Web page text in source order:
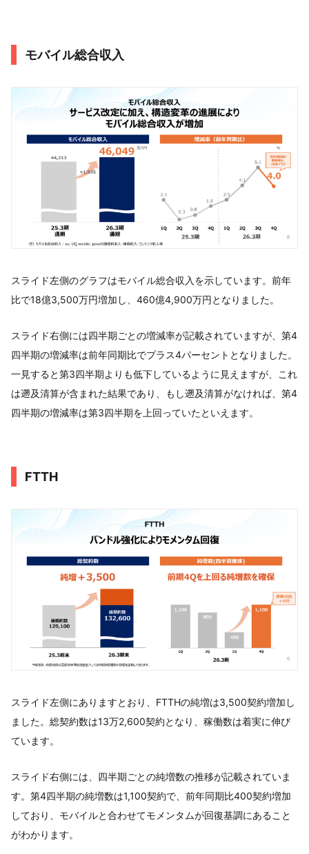
モバイル総合収入
スライド左側のグラフはモバイル総合収入を示しています。前年
比で18億3,500万円増加し、460億4,900万円となりました。
スライド右側には四半期ごとの増減率が記載されていますが、第4
四半期の増減率は前年同期比でプラス4パーセントとなりました。
一見すると第3四半期よりも低下しているように見えますが、これ
は遡及清算が含まれた結果であり、もし遡及清算がなければ、第4
四半期の増減率は第3四半期を上回っていたといえます。
FTTH
スライド左側にありますとおり、FTTHの純増は3,500契約増加し
ました。総契約数は13万2,600契約となり、稼働数は着実に伸び
ています。
スライド右側には、四半期ごとの純増数の推移が記載されていま
す。第4四半期の純増数は1,100契約で、前年同期比400契約増加
しており、モバイルと合わせてモメンタムが回復基調にあること
がわかります。